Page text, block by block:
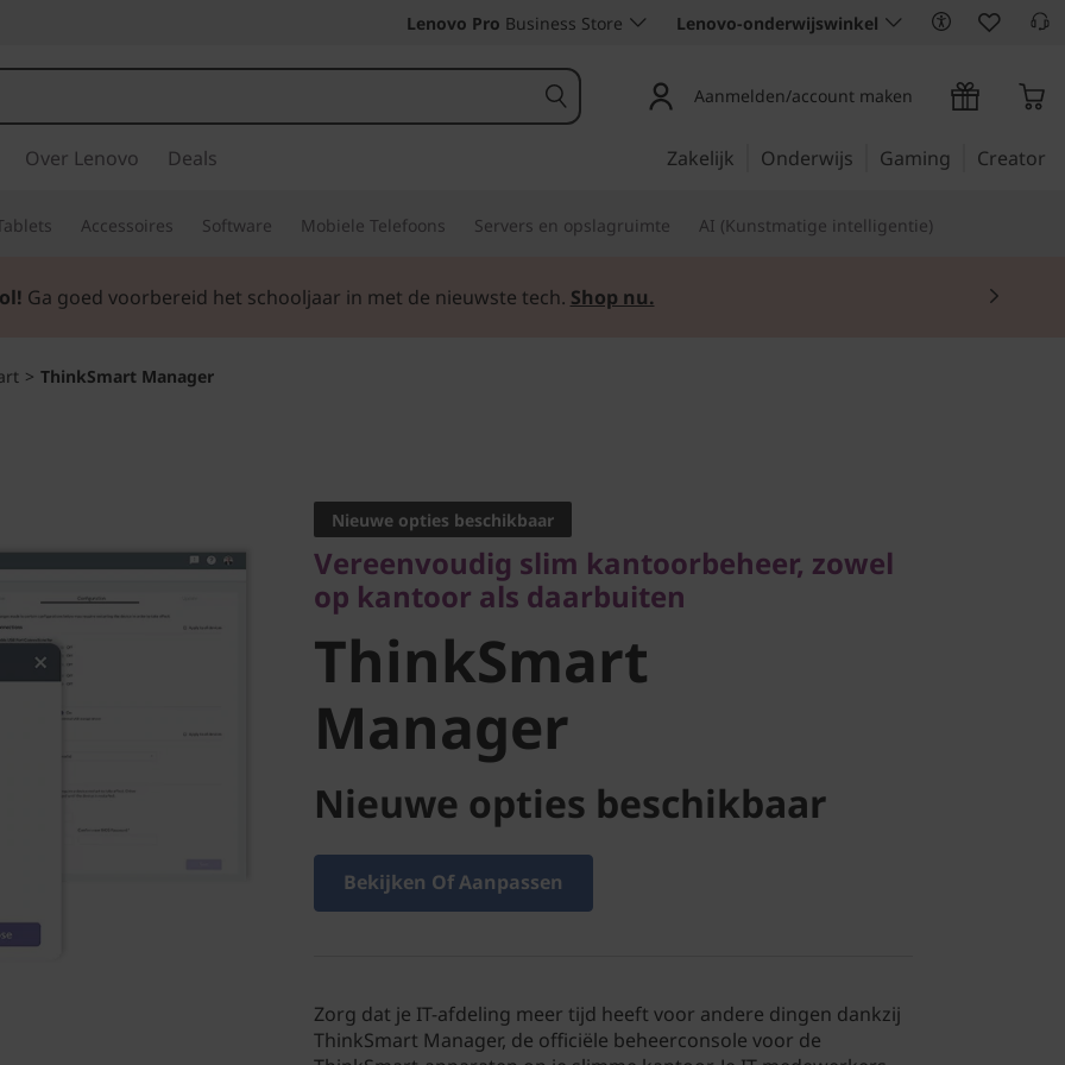
Lenovo Pro Business Store Lenovo-onderwijswinkel
Aanmelden/account maken
Over Lenovo Deals Zakelijk Onderwijs Gaming Creator
Accessoires Software Mobiele Telefoons Servers en opslagruimte AI (Kunstmatige intelligentie)
Ga goed voorbereid het schooljaar in met de nieuwste tech. Shop nu.
> ThinkSmart Manager
op kantoor als daarbuiten
ThinkSmart
Manager
Nieuwe opties beschikbaar
Vereenvoudig slim kantoorbeheer, zowel
op kantoor als daarbuiten
ThinkSmart
Manager
Nieuwe opties beschikbaar
Bekijken Of Aanpassen
Zorg dat je IT-afdeling meer tijd heeft voor andere dingen dankzij
ThinkSmart Manager, de officiële beheerconsole voor de